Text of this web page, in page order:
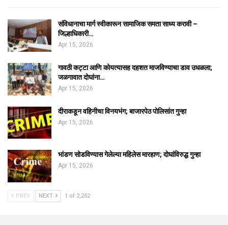
संविधानाचा मार्ग स्वीकारून सामाजिक समता साध्य करावी –
जिल्हाधिकारी…
Apr 15, 2026
गावठी कट्टा आणि कोयत्यासह दहशत माजविण्याचा डाव उधळला;
जळगावात दोघांना…
Apr 15, 2026
दीराकडून वहिनीचा विनयभंग; बाजारपेठ पोलिसांत गुन्हा
Apr 15, 2026
भांडण सोडविण्यास गेलेल्या महिलेस मारहाण; दोघांविरुद्ध गुन्हा
Apr 15, 2026
PREV NEXT 1 of 2,252